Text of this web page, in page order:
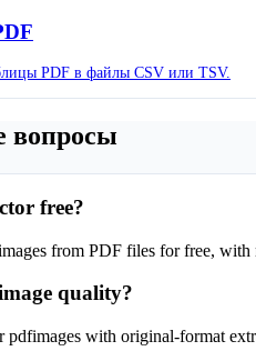
PDF в файлы CSV или TSV.
вопросы
free?
from PDF files for free,
quality?
pdfimages with original-format